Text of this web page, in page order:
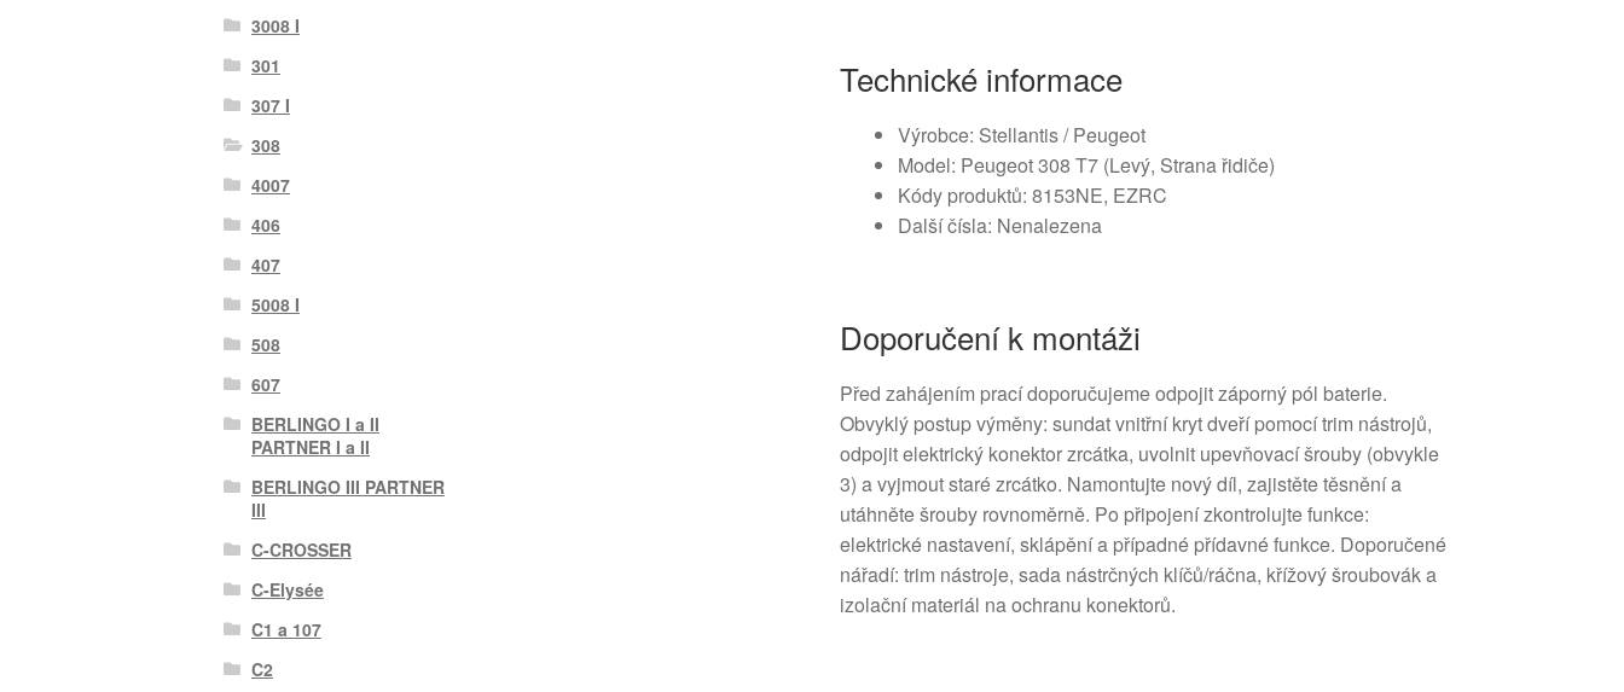
Technické informace
Výrobce: Stellantis / Peugeot
Model: Peugeot 308 T7 (Levý, Strana řidiče)
Kódy produktů: 8153NE, EZRC
Další čísla: Nenalezena
Doporučení k montáži
Před zahájením prací doporučujeme odpojit záporný pól baterie.
Obvyklý postup výměny: sundat vnitřní kryt dveří pomocí trim nástrojů,
odpojit elektrický konektor zrcátka, uvolnit upevňovací šrouby (obvykle
3) a vyjmout staré zrcátko. Namontujte nový díl, zajistěte těsnění a
utáhněte šrouby rovnoměrně. Po připojení zkontrolujte funkce:
elektrické nastavení, sklápění a případné přídavné funkce. Doporučené
nářadí: trim nástroje, sada nástrčných klíčů/ráčna, křížový šroubovák a
izolační materiál na ochranu konektorů.
3008 I
301
307 I
308
4007
406
407
5008 I
508
607
BERLINGO I a II
PARTNER I a II
BERLINGO III PARTNER
III
C-CROSSER
C-Elysée
C1 a 107
C2